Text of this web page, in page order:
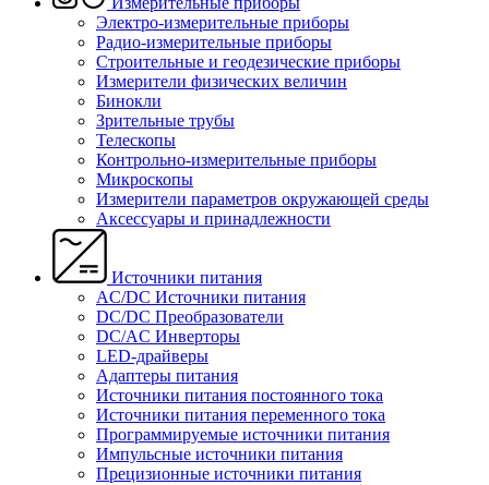
Электро-измерительные приборы
Радио-измерительные приборы
Строительные и геодезические приборы
Измерители физических величин
Бинокли
Зрительные трубы
Телескопы
Контрольно-измерительные приборы
Микроскопы
Измерители параметров окружающей среды
Аксессуары и принадлежности
Источники питания
AC/DC Источники питания
DC/DC Преобразователи
DC/AC Инверторы
LED-драйверы
Адаптеры питания
Источники питания постоянного тока
Источники питания переменного тока
Программируемые источники питания
Импульсные источники питания
Прецизионные источники питания